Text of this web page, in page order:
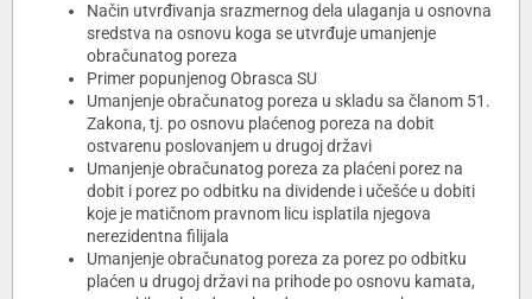
Način utvrđivanja srazmernog dela ulaganja u osnovna
sredstva na osnovu koga se utvrđuje umanjenje
obračunatog poreza
Primer popunjenog Obrasca SU
Umanjenje obračunatog poreza u skladu sa članom 51.
Zakona, tj. po osnovu plaćenog poreza na dobit
ostvarenu poslovanjem u drugoj državi
Umanjenje obračunatog poreza za plaćeni porez na
dobit i porez po odbitku na dividende i učešće u dobiti
koje je matičnom pravnom licu isplatila njegova
nerezidentna filijala
Umanjenje obračunatog poreza za porez po odbitku
plaćen u drugoj državi na prihode po osnovu kamata,